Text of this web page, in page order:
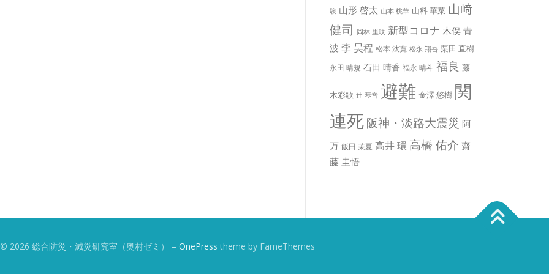
験 山形 啓太 山本 桃華 山科 華菜 山﨑
健司
岡林 里咲 新型コロナ 木俣 青
波 李 昊程 松本 汰寛 松永 翔吾 栗田 直樹
永田 晴規 石田 晴香 福永 晴斗 福良 藤
木彩歌 辻 琴音 避難 金澤 悠樹 関
連死阪神・淡路大震災 阿
万 飯田 茉夏 高井 環 高橋 佑介 齋
藤 圭悟
2026 総合防災・減災研究室（奥村ゼミ） – OnePress theme by FameThemes